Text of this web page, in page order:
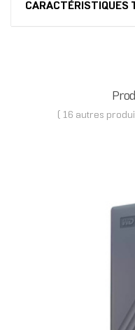
CARACTÉRISTIQUES
( 16 autres